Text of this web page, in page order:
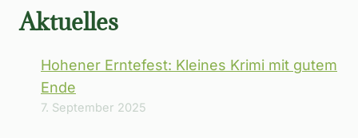
Aktuelles
Hohener Erntefest: Kleines Krimi mit gutem
Ende
7. September 2025